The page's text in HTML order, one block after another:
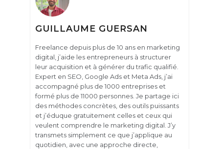
GUILLAUME GUERSAN
Freelance depuis plus de 10 ans en marketing
digital, j’aide les entrepreneurs à structurer
leur acquisition et à générer du trafic qualifié.
Expert en SEO, Google Ads et Meta Ads, j’ai
accompagné plus de 1000 entreprises et
formé plus de 11000 personnes. Je partage ici
des méthodes concrètes, des outils puissants
et j’éduque gratuitement celles et ceux qui
veulent comprendre le marketing digital. J’y
transmets simplement ce que j’applique au
quotidien, avec une approche directe,